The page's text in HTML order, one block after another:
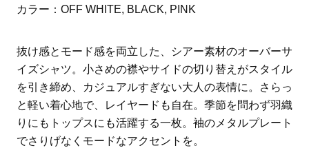
カラー：OFF WHITE, BLACK, PINK
抜け感とモード感を両立した、シアー素材のオーバーサ
イズシャツ。小さめの襟やサイドの切り替えがスタイル
を引き締め、カジュアルすぎない大人の表情に。さらっ
と軽い着心地で、レイヤードも自在。季節を問わず羽織
りにもトップスにも活躍する一枚。袖のメタルプレート
でさりげなくモードなアクセントを。